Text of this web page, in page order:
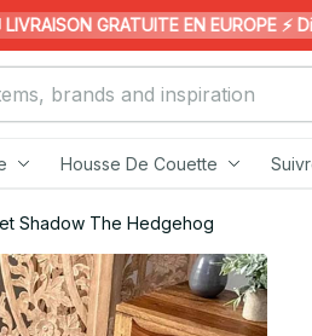
GRATUITE EN EUROPE ⚡️
Housse De Couette
Shadow The Hedgehog